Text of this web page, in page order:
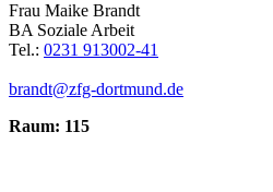
Frau Maike Brandt
BA Soziale Arbeit
Tel.: 0231 913002-41
brandt@zfg-dortmund.de
Raum: 115